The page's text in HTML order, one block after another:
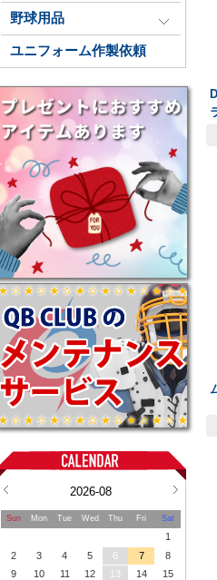
野球用品
ユニフォーム作製依頼
2026-08
Sun Mon Tue Wed Thu Fri Sat
1
2
3 4 5 6 7
8
9
10 11 12 13 14
15